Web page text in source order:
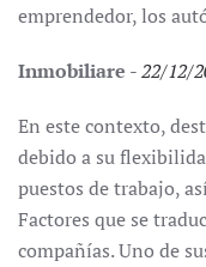
emprendedor, los
Inmobiliare -22/12/
En este contexto,
debido a su
puestos de trabajo,
Factores que se
compañías. Uno de